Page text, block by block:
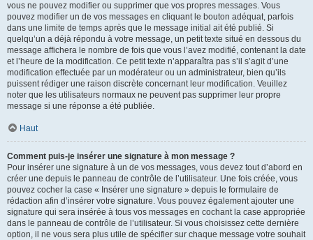
vous ne pouvez modifier ou supprimer que vos propres messages. Vous
pouvez modifier un de vos messages en cliquant le bouton adéquat, parfois
dans une limite de temps après que le message initial ait été publié. Si
quelqu’un a déjà répondu à votre message, un petit texte situé en dessous du
message affichera le nombre de fois que vous l’avez modifié, contenant la date
et l’heure de la modification. Ce petit texte n’apparaîtra pas s’il s’agit d’une
modification effectuée par un modérateur ou un administrateur, bien qu’ils
puissent rédiger une raison discrète concernant leur modification. Veuillez
noter que les utilisateurs normaux ne peuvent pas supprimer leur propre
message si une réponse a été publiée.
Haut
Comment puis-je insérer une signature à mon message ?
Pour insérer une signature à un de vos messages, vous devez tout d’abord en
créer une depuis le panneau de contrôle de l’utilisateur. Une fois créée, vous
pouvez cocher la case « Insérer une signature » depuis le formulaire de
rédaction afin d’insérer votre signature. Vous pouvez également ajouter une
signature qui sera insérée à tous vos messages en cochant la case appropriée
dans le panneau de contrôle de l’utilisateur. Si vous choisissez cette dernière
option, il ne vous sera plus utile de spécifier sur chaque message votre souhait